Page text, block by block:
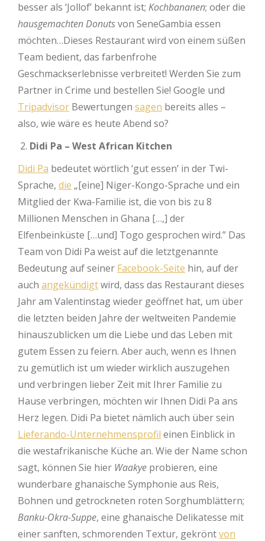
besser als ‘Jollof’ bekannt ist; Kochbananen; oder die
hausgemachten Donutsvon SeneGambia essen
möchten…Dieses Restaurant wird von einem süßen
Team bedient, das farbenfrohe
Geschmackserlebnisse verbreitet! Werden Sie zum
Partner in Crime und bestellen Sie! Google und
Tripadvisor Bewertungen sagen bereits alles –
also, wie wäre es heute Abend so?
Didi Pa – West African Kitchen
Didi Pa bedeutet wörtlich ‘gut essen’ in der Twi-
Sprache, die „[eine] Niger-Kongo-Sprache und ein
Mitglied der Kwa-Familie ist, die von bis zu 8
Millionen Menschen in Ghana […,] der
Elfenbeinküste […und] Togo gesprochen wird.” Das
Team von Didi Pa weist auf die letztgenannte
Bedeutung auf seiner Facebook-Seite hin, auf der
auch angekündigtwird, dass das Restaurant dieses
Jahr am Valentinstag wieder geöffnet hat, um über
die letzten beiden Jahre der weltweiten Pandemie
hinauszublicken um die Liebe und das Leben mit
gutem Essen zu feiern. Aber auch, wenn es Ihnen
zu gemütlich ist um wieder wirklich auszugehen
und verbringen lieber Zeit mit Ihrer Familie zu
Hause verbringen, möchten wir Ihnen Didi Pa ans
Herz legen. Didi Pa bietet nämlich auch über sein
Lieferando-Unternehmensprofil einen Einblick in
die westafrikanische Küche an. Wie der Name schon
sagt, können Sie hier Waakye probieren, eine
wunderbare ghanaische Symphonie aus Reis,
Bohnen und getrockneten roten Sorghumblättern;
Banku-Okra-Suppe, eine ghanaische Delikatesse mit
einer sanften, schmorenden Textur, gekröntvon